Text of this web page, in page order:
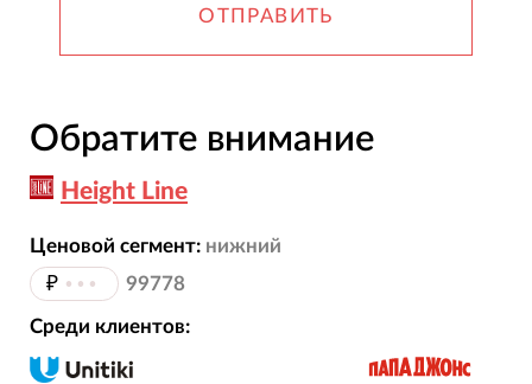
ОТПРАВИТЬ
Обратите внимание
Height Line
Ценовой сегмент: нижний
₽ ••• 99778
Среди клиентов: